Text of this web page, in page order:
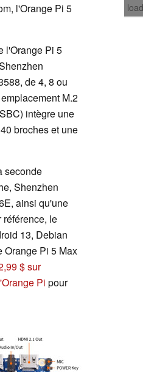
l'Orange Pi 5
l'Orange Pi 5
de 4, 8 ou
M.2
intègre une
broches et une
seconde
Shenzhen
ainsi qu'une
le
13, Debian
Orange Pi 5 Max
$ sur
Pi pour